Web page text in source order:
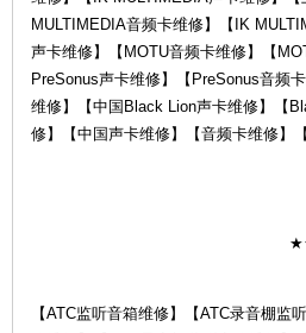
MULTIMEDIA音频卡维修】【IK
声卡维修】【MOTU音频卡维修】【
PreSonus声卡维修】【PreSonus音频
维修】【中国Black Lion声卡维修】【
修】【中国声卡维修】【音频卡维修】
【ATC监听音箱维修】【ATC录音棚